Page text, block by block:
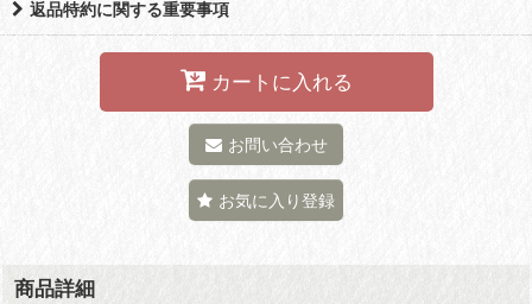
返品特約に関する重要事項
カートに入れる
お問い合わせ
お気に入り登録
商品詳細